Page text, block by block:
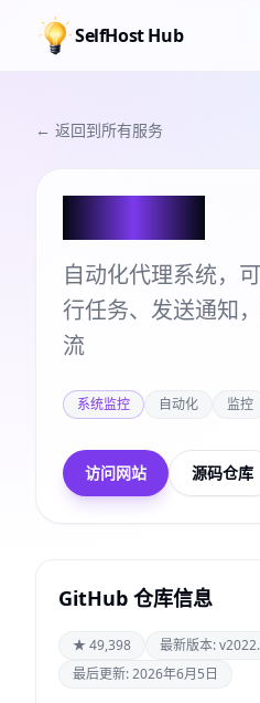
SelfHost Hub
← 返回到所有服务
自动化代理系统，
行任务、发送通知
流
系统监控 自动化 监控
访问网站 源码仓库
GitHub 仓库信息
★ 49,398
最新版本:
最后更新: 2026年6月5日